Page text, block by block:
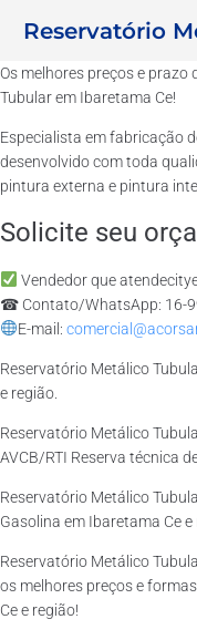
Reservatório
Os melhores preços e
Tubular em Ibaretama Ce!
Especialista em fabricação
desenvolvido com toda
pintura externa e pintura
Solicite seu
Vendedor que
☎ Contato/WhatsApp: 16-
E-mail:
Reservatório Metálico
e região.
Reservatório Metálico
AVCB/RTI Reserva técnica
Reservatório Metálico
Gasolina em Ibaretama Ce e
Reservatório Metálico
os melhores preços e
Ce e região!